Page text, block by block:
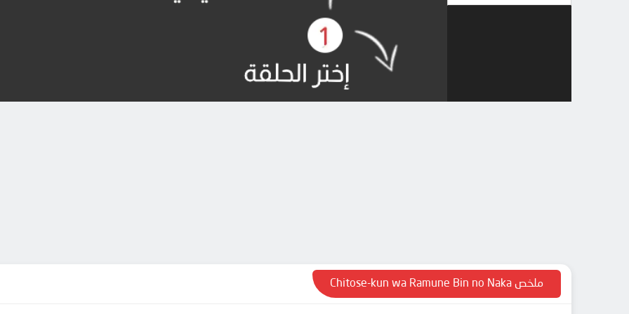
ملخص Chitose-kun wa Ramune Bin no Naka